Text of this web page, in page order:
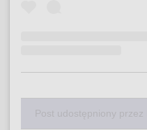
Post udostępniony